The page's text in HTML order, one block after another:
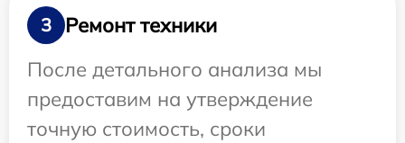
3
Ремонт техники
После детального анализа мы
предоставим на утверждение
точную стоимость, сроки